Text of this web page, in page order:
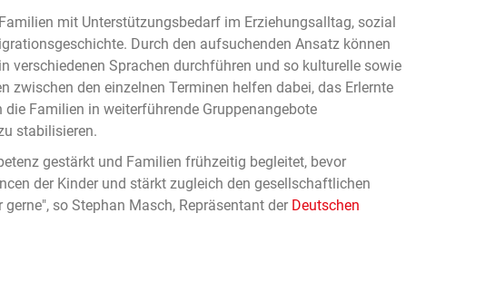
mit Unterstützungsbedarf im Erziehungsalltag, sozial
Durch den aufsuchenden Ansatz können
verschiedenen Sprachen durchführen und so kulturelle sowie
zwischen den einzelnen Terminen helfen dabei, das Erlernte
Familien in weiterführende Gruppenangebote
stabilisieren.
gestärkt und Familien frühzeitig begleitet, bevor
der Kinder und stärkt zugleich den gesellschaftlichen
so Stephan Masch, Repräsentant der Deutschen